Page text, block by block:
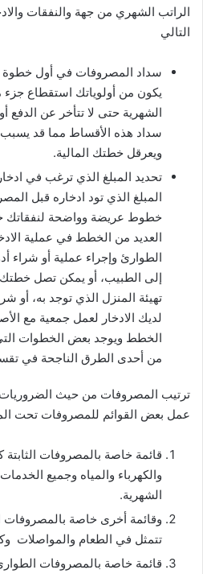
الراتب الشهري من جهة والنفقات
التالي
سداد المصروفات في أول
يكون من أولوياتك استقطاع جزء
الشهرية حتى لا تتأخر عن الدفع
سداد هذه الأقساط مما قد
ويعرقل خطتك المالية.
تحديد المبلغ الذي ترغب في
المبلغ الذي تود ادخاره قبل
خطوط عريضة وواضحة لنفقاتك
العديد من الخطط في عملية
الطوارئ وإجراء عملية أو شراء
إلى الطبيب، أو يمكن تصل
تهيئة المنزل الذي توجد به، أو
لديك الادخار لعمل جمعية مع
الخطط ويوجد بعض الخطوات
من أحدى الطرق الناجحة في
ترتيب المصروفات من حيث الضروريات
عمل بعض القوائم للمصروفات تحت
قائمة خاصة بالمصروفات الثابتة
والكهرباء والمياه وجميع
الشهرية.
وقائمة أخرى خاصة بالمصروفات
تتمثل في الطعام والمواصلات
قائمة خاصة بالمصروفات